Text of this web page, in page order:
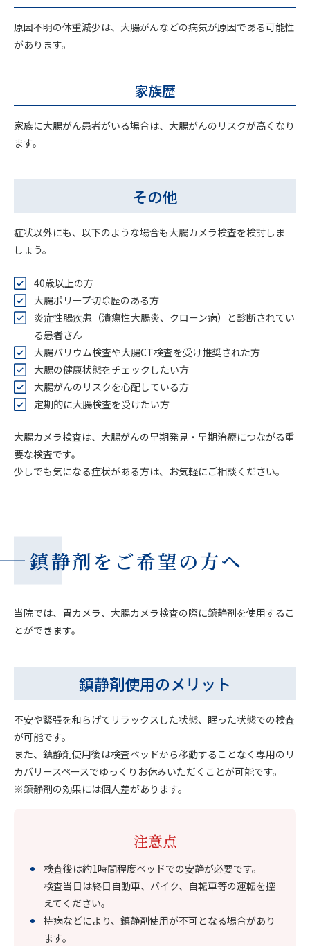
原因不明の体重減少は、大腸がんなどの病気が原因である可能性
があります。
家族歴
家族に大腸がん患者がいる場合は、大腸がんのリスクが高くなり
ます。
その他
症状以外にも、以下のような場合も大腸カメラ検査を検討しま
しょう。
40歳以上の方
大腸ポリープ切除歴のある方
炎症性腸疾患（潰瘍性大腸炎、クローン病）と診断されてい
る患者さん
大腸バリウム検査や大腸CT検査を受け推奨された方
大腸の健康状態をチェックしたい方
大腸がんのリスクを心配している方
定期的に大腸検査を受けたい方
大腸カメラ検査は、大腸がんの早期発見・早期治療につながる重
要な検査です。
少しでも気になる症状がある方は、お気軽にご相談ください。
鎮静剤をご希望の方へ
当院では、胃カメラ、大腸カメラ検査の際に鎮静剤を使用するこ
とができます。
鎮静剤使用のメリット
不安や緊張を和らげてリラックスした状態、眠った状態での検査
が可能です。
また、鎮静剤使用後は検査ベッドから移動することなく専用のリ
カバリースペースでゆっくりお休みいただくことが可能です。
※鎮静剤の効果には個人差があります。
注意点
検査後は約1時間程度ベッドでの安静が必要です。
検査当日は終日自動車、バイク、自転車等の運転を控
えてください。
持病などにより、鎮静剤使用が不可となる場合があり
ます。